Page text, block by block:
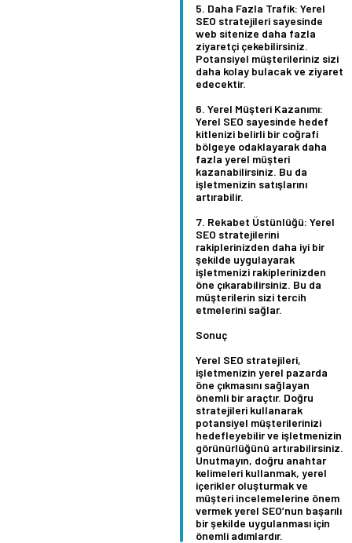
Daha Fazla Trafik: Yerel
SEO stratejileri sayesinde
web sitenize daha fazla
ziyaretçi çekebilirsiniz.
Potansiyel müşterileriniz sizi
daha kolay bulacak ve ziyaret
edecektir.
Yerel Müşteri Kazanımı:
Yerel SEO sayesinde hedef
kitlenizi belirli bir coğrafi
bölgeye odaklayarak daha
fazla yerel müşteri
kazanabilirsiniz. Bu da
işletmenizin satışlarını
artırabilir.
Rekabet Üstünlüğü: Yerel
SEO stratejilerini
rakiplerinizden daha iyi bir
şekilde uygulayarak
işletmenizi rakiplerinizden
öne çıkarabilirsiniz. Bu da
müşterilerin sizi tercih
etmelerini sağlar.
Sonuç
Yerel SEO stratejileri,
işletmenizin yerel pazarda
öne çıkmasını sağlayan
önemli bir araçtır. Doğru
stratejileri kullanarak
potansiyel müşterilerinizi
hedefleyebilir ve işletmenizin
görünürlüğünü artırabilirsiniz.
Unutmayın, doğru anahtar
kelimeleri kullanmak, yerel
içerikler oluşturmak ve
müşteri incelemelerine önem
vermek yerel SEO’nun başarılı
bir şekilde uygulanması için
önemli adımlardır.